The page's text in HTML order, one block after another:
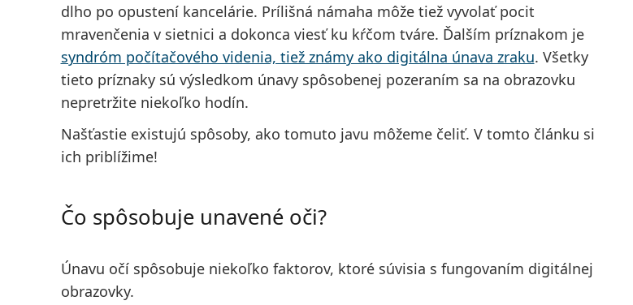
dlho po opustení kancelárie. Prílišná námaha môže tiež vyvolať pocit
mravenčenia v sietnici a dokonca viesť ku kŕčom tváre. Ďalším príznakom je
syndróm počítačového videnia, tiež známy ako digitálna únava zraku. Všetky
tieto príznaky sú výsledkom únavy spôsobenej pozeraním sa na obrazovku
nepretržite niekoľko hodín.
Našťastie existujú spôsoby, ako tomuto javu môžeme čeliť. V tomto článku si
ich priblížime!
Čo spôsobuje unavené oči?
Únavu očí spôsobuje niekoľko faktorov, ktoré súvisia s fungovaním digitálnej
obrazovky.